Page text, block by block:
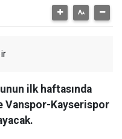
ilk haftasında
Vanspor-Kayserispor